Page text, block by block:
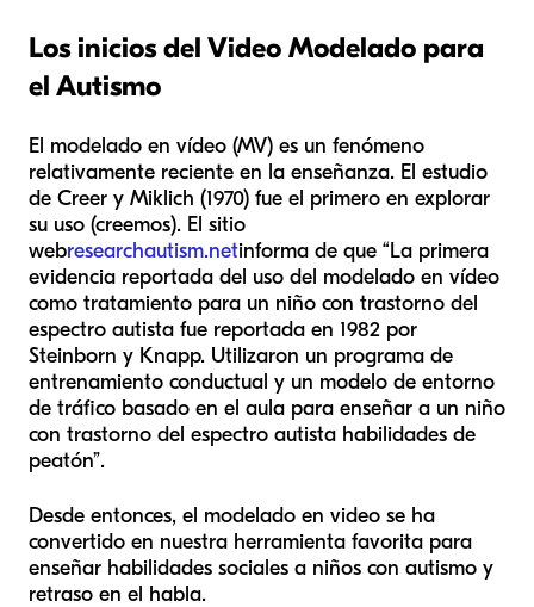
Los inicios del Video Modelado para
el Autismo
El modelado en vídeo (MV) es un fenómeno
relativamente reciente en la enseñanza. El estudio
de Creer y Miklich (1970) fue el primero en explorar
su uso (creemos). El sitio
webresearchautism.netinforma de que “La primera
evidencia reportada del uso del modelado en vídeo
como tratamiento para un niño con trastorno del
espectro autista fue reportada en 1982 por
Steinborn y Knapp. Utilizaron un programa de
entrenamiento conductual y un modelo de entorno
de tráfico basado en el aula para enseñar a un niño
con trastorno del espectro autista habilidades de
peatón”.
Desde entonces, el modelado en video se ha
convertido en nuestra herramienta favorita para
enseñar habilidades sociales a niños con autismo y
retraso en el habla.